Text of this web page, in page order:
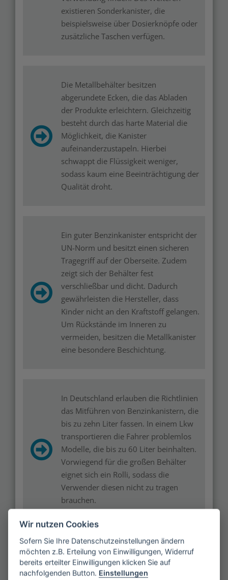
existieren Sonderkanister, die
beispielsweise über Dosierknöpfe oder
zusätzliche Taschen verfügen.
Die Metallbehälter besitzen
abgerundete Ecken, die das Abladen
der Produkte erleichtern. Gleichzeitig
besteht durch das harte Material die
Möglichkeit, die Kanister
aufeinanderzustapeln. Hierbei
schwappt die Flüssigkeit weniger,
sodass kaum eine Beeinträchtigung der
Qualität droht.
Ein guter Benzinkanister entspricht der
UN-Norm und besitzt einen sicheren
Tragegriff auf der Oberseite. Zudem
zeigt sich der Behälter fest
verschließbar und dicht. Dadurch
gewährleisten die Hersteller, dass
Kinder nicht an den Kraftstoff gelangen.
Um Rückstände im Inneren zu
vermeiden, besitzen die Metallkanister
eine besondere Beschichtung.
In Deutschland erlauben die Richtlinien
das Mitführen von Benzinkanistern, die
bis zu zehn Liter fassen. In einem Lkw
transportieren die Fahrer problemlos
Modelle, die bis zu 60 Liter beinhalten.
Vorwiegend für die großen Behälter
eignet sich ein Rolli, sodass die
Verwender diesen nicht zu tragen
brauchen.
Wir nutzen Cookies
Sofern Sie Ihre Datenschutzeinstellungen ändern
möchten z.B. Erteilung von Einwilligungen, Widerruf
bereits erteilter Einwilligungen klicken Sie auf
nachfolgenden Button. Einstellungen